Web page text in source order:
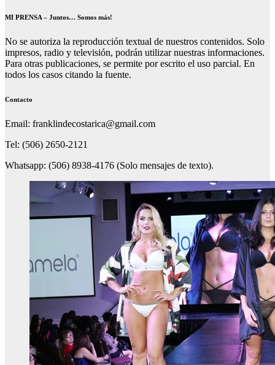
MI PRENSA – Juntos… Somos más!
No se autoriza la reproducción textual de nuestros contenidos. Solo
impresos, radio y televisión, podrán utilizar nuestras informaciones.
Para otras publicaciones, se permite por escrito el uso parcial. En
todos los casos citando la fuente.
Contacto
Email: franklindecostarica@gmail.com
Tel: (506) 2650-2121
Whatsapp: (506) 8938-4176 (Solo mensajes de texto).